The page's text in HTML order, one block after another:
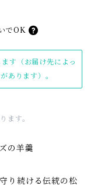
でOK
す（お届け先によっ
あります）。
ます。
の羊羹
り続ける伝統の松